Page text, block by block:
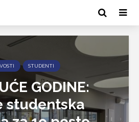
STUDENTI
GODINE:
studentska